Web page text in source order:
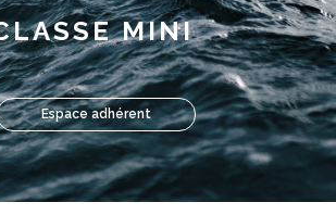
MINI
Espace adhérent